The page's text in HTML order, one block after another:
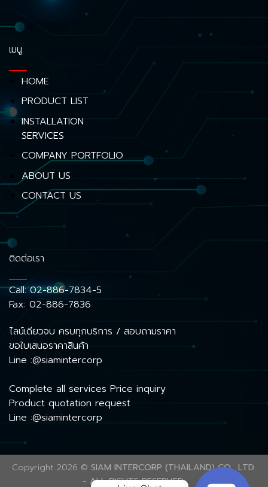
เมนู
HOME
PRODUCT LIST
INSTALLATION
SERVICES
COMPANY PORTFOLIO
ABOUT US
CONTACT US
ติดต่อเรา
Call:02-886-7834-5
Fax: 02-886-7836
ไลน์เดียวจบ ครบทุกบริการ / สอบถามราคา
ขอใบเสนอราคาสินค้า
Line :@siamintercorp
Complete all services Price inquiry
Product quotation request
Line :@siamintercorp
Copyright 2026 © SIAM INTERCORP (THAILAND) CO., LTD.
- ALL RIGHTS RESERVED.